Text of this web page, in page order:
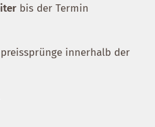
bis der Termin
innerhalb der